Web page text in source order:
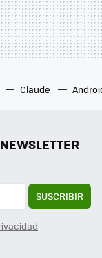
Claude
SUSCRIBIR